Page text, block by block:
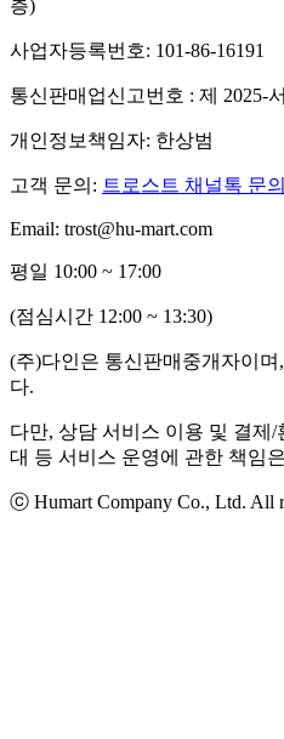
층)
사업자등록번호: 101-86-16191
통신판매업신고번호 : 제 2025-
개인정보책임자: 한상범
고객 문의: 트로스트 채널톡 문의
Email: trost@hu-mart.com
평일 10:00 ~ 17:00
(점심시간 12:00 ~ 13:30)
(주)다인은 통신판매중개자이
다.
다만, 상담 서비스 이용 및 결제
대 등 서비스 운영에 관한 책임
ⓒ Humart Company Co., Ltd. All